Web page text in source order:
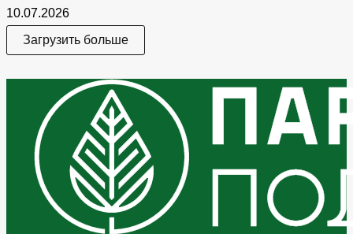
10.07.2026
Загрузить больше